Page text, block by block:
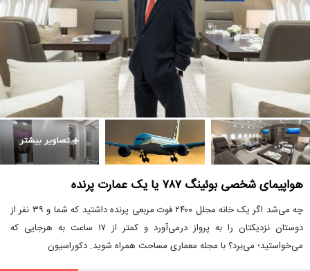
هواپیمای شخصی بوئینگ ۷۸۷ یا یک عمارت پرنده
چه می‌شد اگر یک خانه مجلل ۲۴۰۰ فوت مربعی پرنده داشتید که شما و ۳۹ نفر از
دوستان نزدیکتان را به پرواز درمی‌آورد و کمتر از ۱۷ ساعت به هرجایی که
می‌خواستید؛ می‌برد؟ با مجله معماری مساحت همراه شوید. دکوراسیون